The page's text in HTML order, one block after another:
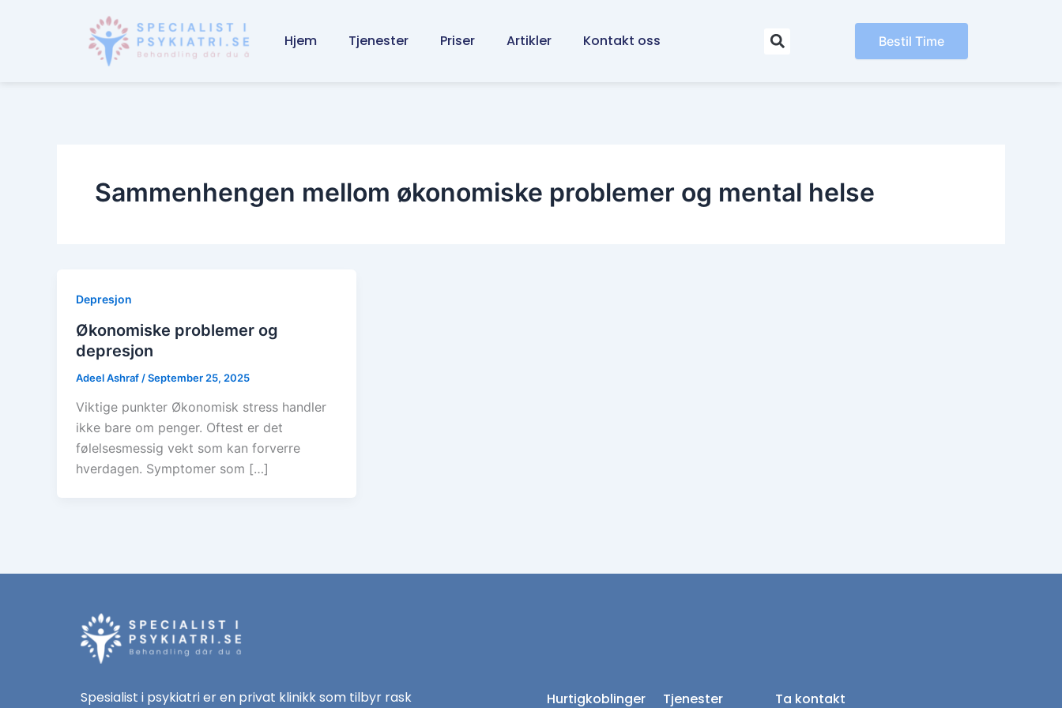
Hjem Tjenester Priser Artikler Kontakt oss Bestil Time
Sammenhengen mellom økonomiske problemer og mental helse
Depresjon
Økonomiske problemer og
depresjon
Adeel Ashraf /September 25, 2025
Viktige punkter Økonomisk stress handler
ikke bare om penger. Oftest er det
følelsesmessig vekt som kan forverre
hverdagen. Symptomer som […]
Spesialist i psykiatri er en privat klinikk som tilbyr rask Hurtigkoblinger Tjenester Ta kontakt